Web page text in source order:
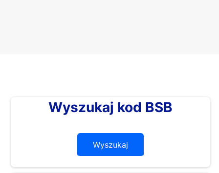
Wyszukaj kod BSB
Wyszukaj